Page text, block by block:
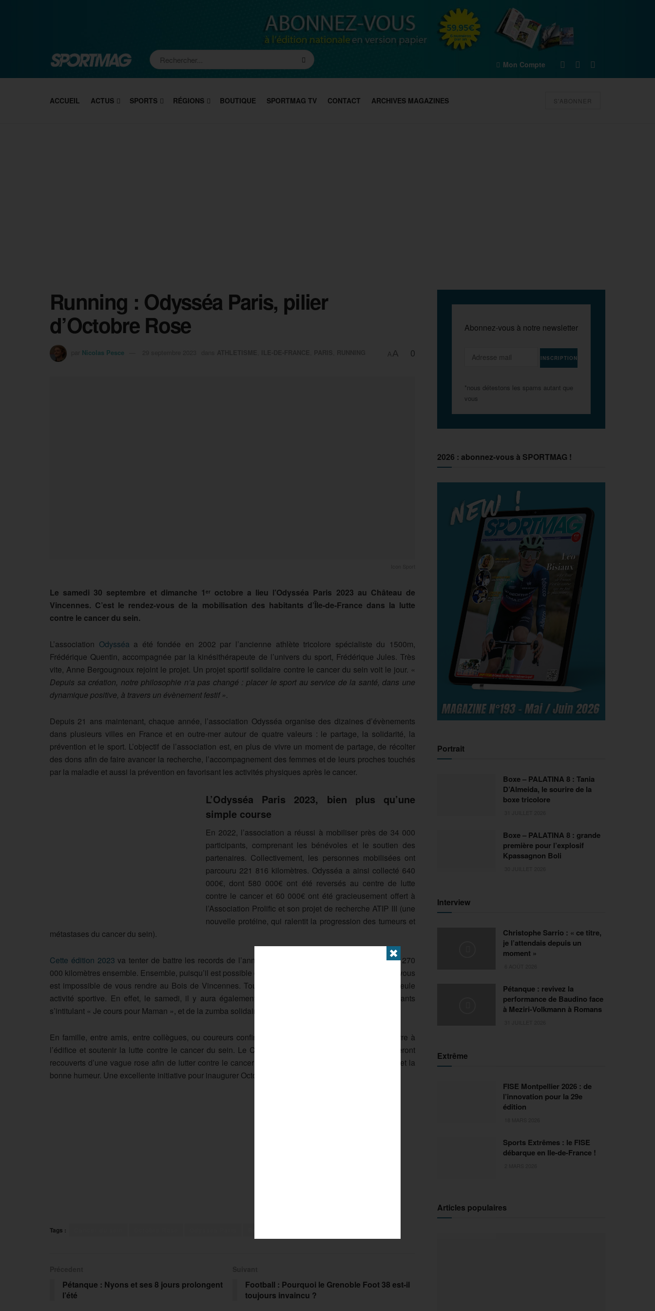
Mon Compte
ACCUEIL ACTUS SPORTS RÉGIONS BOUTIQUE SPORTMAG TV CONTACT ARCHIVES MAGAZINES S'ABONNER
Running : Odysséa Paris, pilier
d’Octobre Rose
Nicolas Pesce A A 0
Le samedi 30 septembre et dimanche 1 eroctobre a lieu l’Odysséa Paris 2023 au Château de
Vincennes. C’est le rendez-vous de la mobilisation des habitants d’Île-de-France dans la lutte
contre le cancer du sein.
L’association Odysséa a été fondée en 2002 par l’ancienne athlète tricolore spécialiste du 1500m,
Frédérique Quentin, accompagnée par la kinésithérapeute de l’univers du sport, Frédérique Jules. Très
vite, Anne Bergougnoux rejoint le projet. Un projet sportif solidaire contre le cancer du sein voit le jour. «
Depuis sa création, notre philosophie n’a pas changé : placer le sport au service de la santé, dans une
dynamique positive, à travers un évènement festif ».
Depuis 21 ans maintenant, chaque année, l’association Odysséa organise des dizaines d’évènements
dans plusieurs villes en France et en outre-mer autour de quatre valeurs : le partage, la solidarité, la
prévention et le sport. L’objectif de l’association est, en plus de vivre un moment de partage, de récolter
des dons afin de faire avancer la recherche, l’accompagnement des femmes et de leurs proches touchés
par la maladie et aussi la prévention en favorisant les activités physiques après le cancer.
L’Odysséa Paris 2023, bien plus qu’une
simple course
En 2022, l’association a réussi à mobiliser près de 34 000
participants, comprenant les bénévoles et le soutien des
partenaires. Collectivement, les personnes mobilisées ont
parcouru 221 816 kilomètres. Odysséa a ainsi collecté 640
000€, dont 580 000€ ont été reversés au centre de lutte
contre le cancer et 60 000€ ont été gracieusement offert à
l’Association Prolific et son projet de recherche ATIP III (une
nouvelle protéine, qui ralentit la progression des tumeurs et
métastases du cancer du sein).
Cette édition 2023 va tenter de battre les records de l’année dernière. Avec l’ambition de parcourir 270
000 kilomètres ensemble. Ensemble, puisqu’il est possible de participer à l’expérience à distance s’il vous
est impossible de vous rendre au Bois de Vincennes. Toutefois, la course à pied ne sera pas la seule
activité sportive. En effet, le samedi, il y aura également une course d’un kilomètre pour les enfants
s’intitulant « Je cours pour Maman », et de la zumba solidaire.
En famille, entre amis, entre collègues, ou coureurs confirmés, tout le monde peut apporter sa pierre à
l’édifice et soutenir la lutte contre le cancer du sein. Le Château de Vincennes et ses alentours seront
recouverts d’une vague rose afin de lutter contre le cancer du sein de manière sportive dans la joie et la
bonne humeur. Une excellente initiative pour inaugurer Octobre Rose.
Tags :
Pétanque : Nyons et ses 8 jours prolongent
l’été
Football : Pourquoi le Grenoble Foot 38 est-il
toujours invaincu ?
Abonnez-vous à notre newsletter
*nous détestons les spams autant que
vous
2026 : abonnez-vous à SPORTMAG !
Portrait
Boxe – PALATINA 8 : Tania
D’Almeida, le sourire de la
boxe tricolore
Boxe – PALATINA 8 : grande
première pour l’explosif
Kpassagnon Boli
Interview
Christophe Sarrio : « ce titre,
je l’attendais depuis un
moment »
Pétanque : revivez la
performance de Baudino face
à Meziri-Volkmann à Romans
Extrême
FISE Montpellier 2026 : de
l’innovation pour la 29e
édition
Sports Extrêmes : le FISE
débarque en Ile-de-France !
Articles populaires
✖